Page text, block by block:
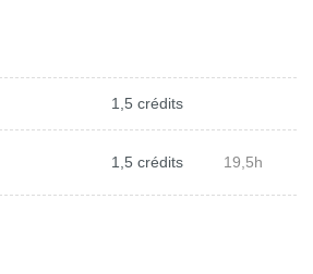
1,5 crédits
1,5 crédits 19,5h